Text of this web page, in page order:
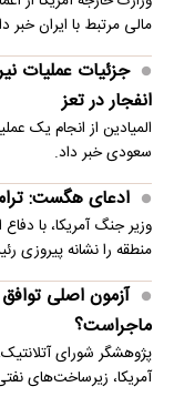
مالی مرتبط با ایران خبر
جزئیات عملیات
انفجار در تعز
المیادین از انجام یک
سعودی خبر داد.
ادعای هگست:
وزیر جنگ آمریکا، با
منطقه را نشانه پیروزی
آزمون اصلی
ماجراست؟
پژوهشگر شورای
آمریکا، زیرساخت‌های